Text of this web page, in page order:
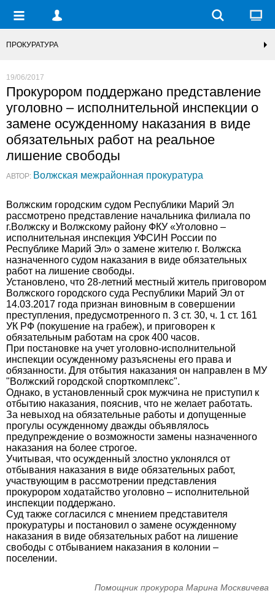
ПРОКУРАТУРА
19/06/2017
Прокурором поддержано представление
уголовно – исполнительной инспекции о
замене осужденному наказания в виде
обязательных работ на реальное
лишение свободы
АВТОР: Волжская межрайонная прокуратура
Волжским городским судом Республики Марий Эл
рассмотрено представление начальника филиала по
г.Волжску и Волжскому району ФКУ «Уголовно –
исполнительная инспекция УФСИН России по
Республике Марий Эл» о замене жителю г. Волжска
назначенного судом наказания в виде обязательных
работ на лишение свободы.
Установлено, что 28-летний местный житель приговором
Волжского городского суда Республики Марий Эл от
14.03.2017 года признан виновным в совершении
преступления, предусмотренного п. 3 ст. 30, ч. 1 ст. 161
УК РФ (покушение на грабеж), и приговорен к
обязательным работам на срок 400 часов.
При постановке на учет уголовно-исполнительной
инспекции осужденному разъяснены его права и
обязанности. Для отбытия наказания он направлен в МУ
"Волжский городской спорткомплекс".
Однако, в установленный срок мужчина не приступил к
отбытию наказания, пояснив, что не желает работать.
За невыход на обязательные работы и допущенные
прогулы осужденному дважды объявлялось
предупреждение о возможности замены назначенного
наказания на более строгое.
Учитывая, что осужденный злостно уклонялся от
отбывания наказания в виде обязательных работ,
участвующим в рассмотрении представления
прокурором ходатайство уголовно – исполнительной
инспекции поддержано.
Суд также согласился с мнением представителя
прокуратуры и постановил о замене осужденному
наказания в виде обязательных работ на лишение
свободы с отбыванием наказания в колонии –
поселении.
Помощник прокурора Марина Москвичева